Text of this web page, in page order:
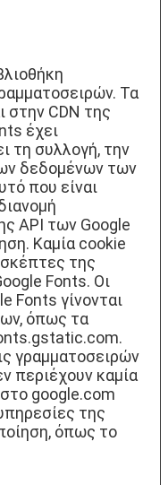
Τα
στην CDN της
έχει
τη συλλογή, την
δεδομένων των
που είναι
API των Google
Καμία cookie
της
Fonts. Οι
Fonts γίνονται
όπως τα
γραμματοσειρών
περιέχουν καμία
google.com
της
όπως το